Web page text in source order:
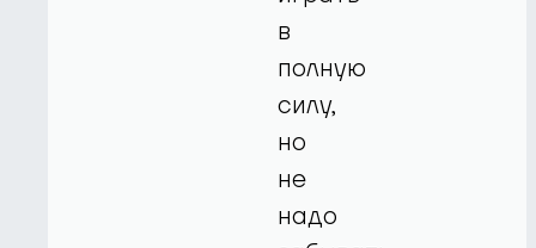
в
полную
силу,
но
не
надо